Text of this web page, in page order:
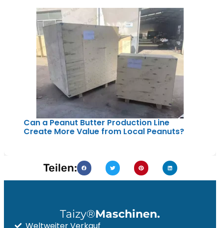
Can a Peanut Butter Production Line
Create More Value from Local Peanuts?
Teilen:
Taizy®Maschinen.
Weltweiter Verkauf